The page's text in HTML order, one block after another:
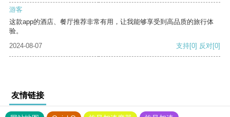
游客
这款app的酒店、餐厅推荐非常有用，让我能够享受到高品质的旅行体
验。
2024-08-07
支持[0] 反对[0]
友情链接